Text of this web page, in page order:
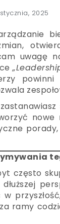
2025
uwagę
powinni
często
ramy